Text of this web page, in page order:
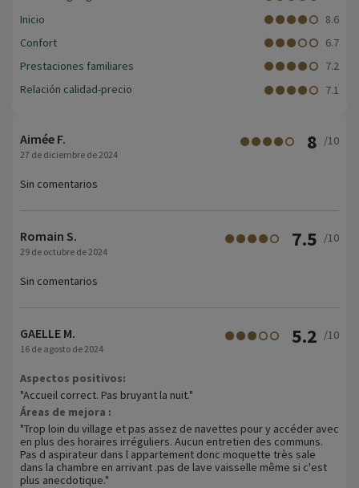
Inicio
8.6
Confort
6.7
Prestaciones familiares
7.2
Relación calidad-precio
7.1
Aimée F.
27 de diciembre de 2024
8 /10
Sin comentarios
Romain S.
29 de octubre de 2024
7.5 /10
Sin comentarios
GAELLE M.
16 de agosto de 2024
5.2 /10
Aspectos positivos:
"Accueil correct. Pas bruyant la nuit."
Áreas de mejora :
"Trop loin du village et pas assez de navettes pour y accéder avec
en plus des horaires irréguliers. Aucun entretien des communs.
Pas d aspirateur dans l appartement donc moquette très sale
dans la chambre en arrivant .pas de lave vaisselle même si c'est
plus anecdotique."